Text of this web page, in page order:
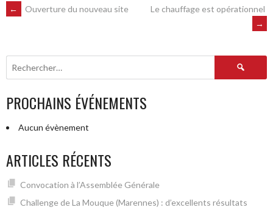
NAVIGATION
DES
ARTICLES
← Ouverture du nouveau site
Le chauffage est opérationnel
→
Rechercher :
PROCHAINS ÉVÉNEMENTS
Aucun évènement
ARTICLES RÉCENTS
Convocation à l’Assemblée Générale
Challenge de La Mouque (Marennes) : d’excellents résultats